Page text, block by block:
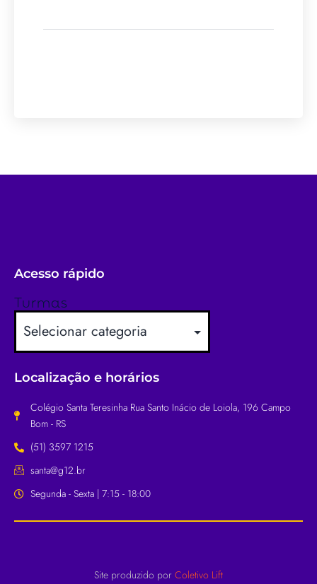
Acesso rápido
Turmas
Localização e horários
Colégio Santa Teresinha Rua Santo Inácio de Loiola, 196 Campo
Bom - RS
(51) 3597 1215
santa@g12.br
Segunda - Sexta | 7:15 - 18:00
Site produzido por Coletivo Lift